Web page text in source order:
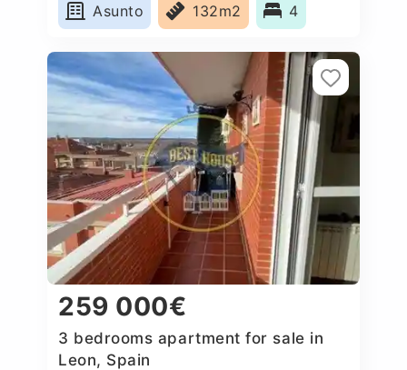
Asunto
132m2 4
259 000€
3 bedrooms apartment for sale in
Leon, Spain